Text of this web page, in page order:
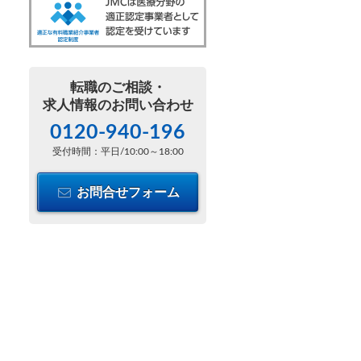
転職のご相談・
求人情報のお問い合わせ
0120-940-196
受付時間：平日/10:00～18:00
お問合せフォーム